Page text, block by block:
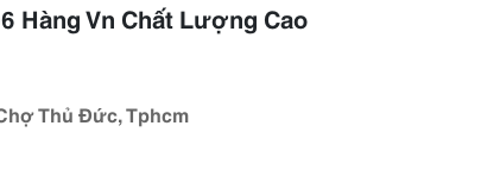
Hàng Vn Chất Lượng Cao
Thủ Đức, Tphcm